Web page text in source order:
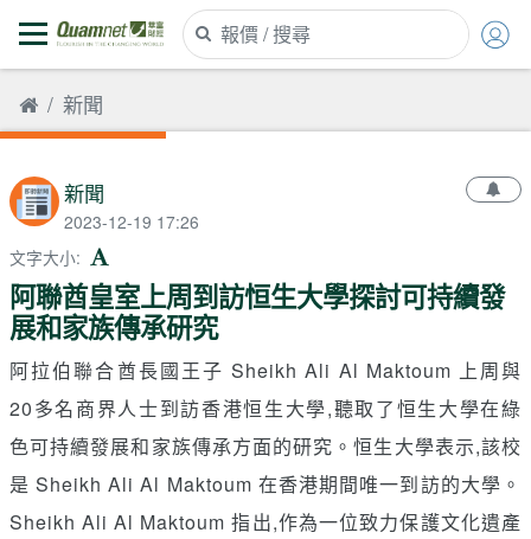
新聞
新聞
2023-12-19 17:26
文字大小:
阿聯酋皇室上周到訪恒生大學探討可持續發
展和家族傳承研究
阿拉伯聯合酋長國王子 Sheikh Ali Al Maktoum 上周與
20多名商界人士到訪香港恒生大學,聽取了恒生大學在綠
色可持續發展和家族傳承方面的研究。恒生大學表示,該校
是 Sheikh Ali Al Maktoum 在香港期間唯一到訪的大學。
Sheikh Ali Al Maktoum 指出,作為一位致力保護文化遺產